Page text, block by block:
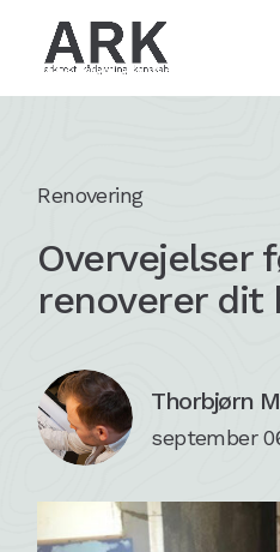
Renovering
Overvejelser
renoverer dit
Thorbjørn
september